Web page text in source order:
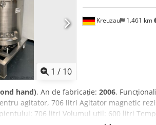
1 / 10
Kreuzau 1.461 km
hand), An de fabricație: 2006,
agitator, 706 litri Agitator magnetic
706 litri Volumul util: 600 litri